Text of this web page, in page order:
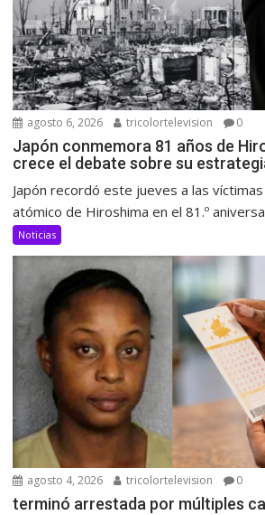
agosto 6, 2026 tricolortelevision 0
Japón conmemora 81 años de
crece el debate sobre su
Japón recordó este jueves a las
atómico de Hiroshima en el 81.º
Noticias
agosto 4, 2026 tricolortelevision 0
terminó arrestada por múltiples